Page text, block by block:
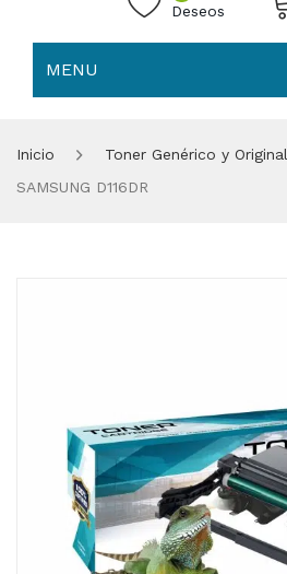
Deseos
MENU
Inicio Toner Genérico y Original
SAMSUNG D116DR